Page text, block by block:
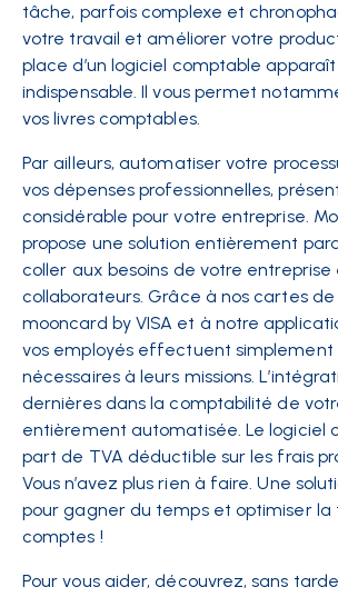
tâche, parfois complexe et
votre travail et améliorer votre
place d’un logiciel comptable
indispensable. Il vous permet
vos livres comptables.
Par ailleurs, automatiser votre
vos dépenses professionnelles,
considérable pour votre entreprise.
propose une solution entièrement
coller aux besoins de votre
collaborateurs. Grâce à nos cartes
mooncard by VISA et à notre
vos employés effectuent simplement
nécessaires à leurs missions.
dernières dans la comptabilité de
entièrement automatisée. Le logiciel
part de TVA déductible sur les frais
Vous n’avez plus rien à faire. Une
pour gagner du temps et optimiser la
comptes !
Pour vous aider, découvrez, sans